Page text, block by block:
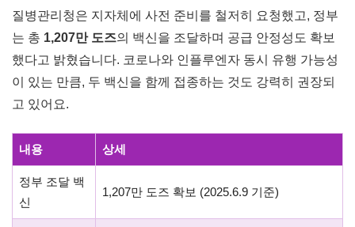
질병관리청은 지자체에 사전 준비를 철저히 요청했고, 정부
는 총 1,207만 도즈의 백신을 조달하며 공급 안정성도 확보
했다고 밝혔습니다. 코로나와 인플루엔자 동시 유행 가능성
이 있는 만큼, 두 백신을 함께 접종하는 것도 강력히 권장되
고 있어요.
내용 상세
정부 조달 백
신
1,207만 도즈 확보 (2025.6.9 기준)